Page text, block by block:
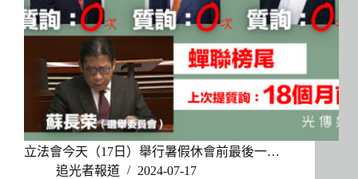
立法會今天（17日）舉行暑假休會前最後一…
追光者報道
2024-07-17